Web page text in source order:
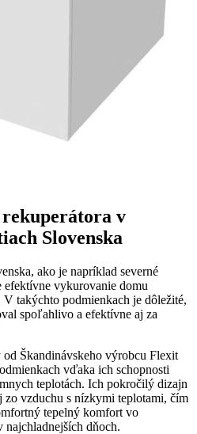
v
Slovenska
ako je napríklad severné
efektívne vykurovanie domu
takýchto podmienkach je dôležité,
spoľahlivo a efektívne aj za
od Škandinávskeho výrobcu Flexit
vďaka ich schopnosti
teplotách. Ich pokročilý dizajn
zo vzduchu s nízkymi teplotami, čím
tepelný komfort vo
najchladnejších dňoch.